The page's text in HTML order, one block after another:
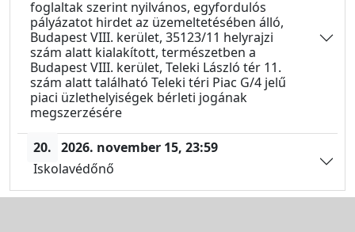
foglaltak szerint nyilvános, egyfordulós
pályázatot hirdet az üzemeltetésében álló,
Budapest VIII. kerület, 35123/11 helyrajzi
szám alatt kialakított, természetben a
Budapest VIII. kerület, Teleki László tér 11.
szám alatt található Teleki téri Piac G/4 jelű
piaci üzlethelyiségek bérleti jogának
megszerzésére
20. 2026. november 15, 23:59
Iskolavédőnő